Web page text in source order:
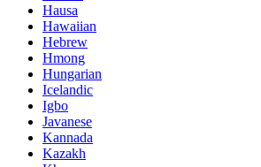
Hausa
Hawaiian
Hebrew
Hmong
Hungarian
Icelandic
Igbo
Javanese
Kannada
Kazakh